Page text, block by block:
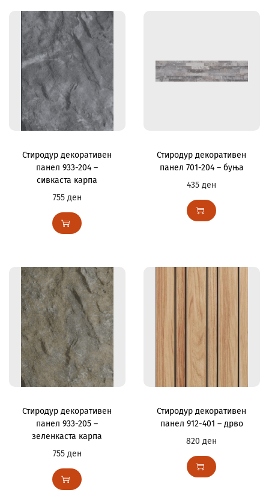
Стиродур декоративен
панел 933-204 –
сивкаста карпа
755 ден
Стиродур декоративен
панел 701-204 – буња
435ден
Стиродур декоративен
панел 933-205 –
зеленкаста карпа
755 ден
Стиродур декоративен
панел 912-401 – дрво
820ден